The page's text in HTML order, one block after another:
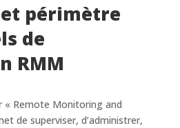
périmètre
de
RMM
« Remote Monitoring and
de superviser, d’administrer,